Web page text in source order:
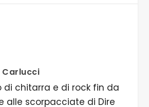
Carlucci
di chitarra e di rock fin da
alle scorpacciate di Dire